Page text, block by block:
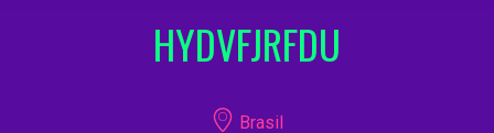
HYDVFJRFDU
Brasil